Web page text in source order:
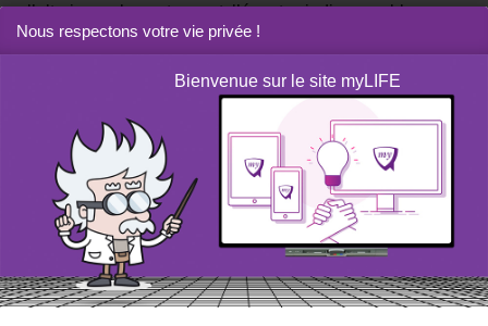
l’altruisme, le partage et l’écoute, indispensables pour
gagner la confiance des collaborateurs, susciter leur
type de management reste orienté sur les résultats, mais
il met également en avant l’équipe et le bien(-être)
collectif. Ces soft skills se sont montrées plus
essentielles que jamais pendant la pandémie, durant
laquelle le lien et l’esprit d’équipe ont pu être fragilisés
par le télétravail et une forme de repli sur soi face à un
environnement anxiogène.
Nous respectons votre vie privée !
Bienvenue sur le site myLIFE